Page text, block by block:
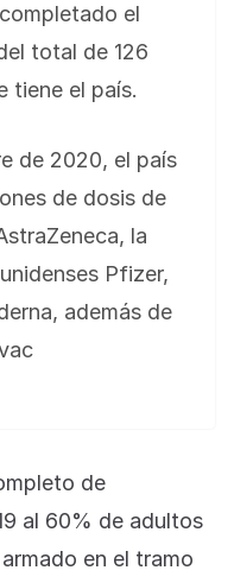
el
total de 126
tiene el país.
de 2020, el país
de dosis de
la
Pfizer,
además de
de
al 60% de adultos
en el tramo